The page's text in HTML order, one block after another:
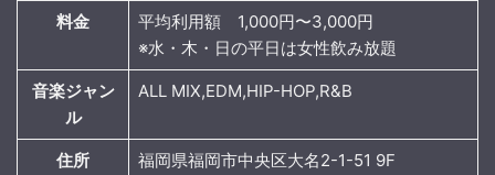
料金
平均利用額 1,000円〜3,000円
※水・木・日の平日は女性飲み放題
音楽ジャン
ル
ALL MIX,EDM,HIP-HOP,R&B
住所 福岡県福岡市中央区大名2-1-51 9F